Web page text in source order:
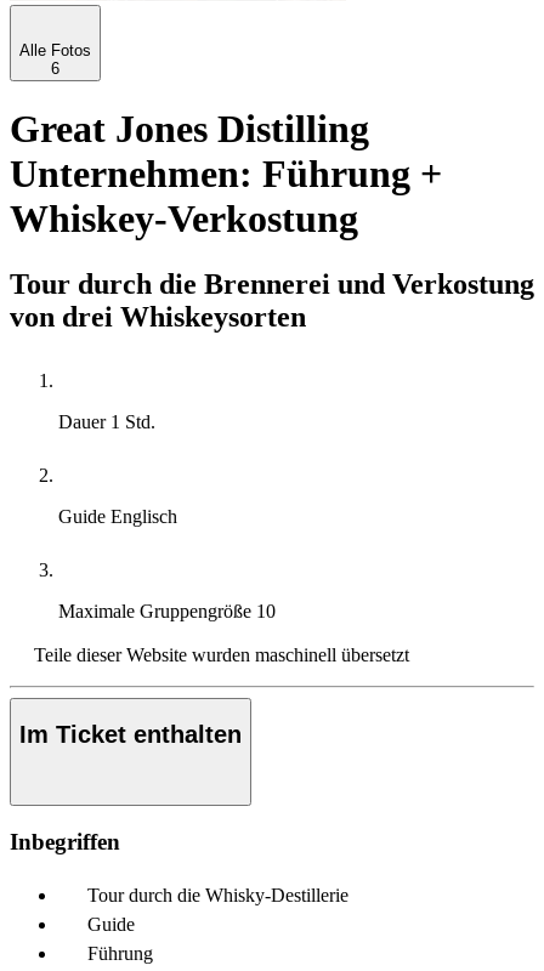
Alle Fotos
6
Great Jones Distilling
Unternehmen: Führung +
Whiskey-Verkostung
Tour durch die Brennerei und Verkostung
von drei Whiskeysorten
Dauer 1 Std.
Guide Englisch
Maximale Gruppengröße 10
Teile dieser Website wurden maschinell übersetzt
Im Ticket enthalten
Inbegriffen
Tour durch die Whisky-Destillerie
Guide
Führung